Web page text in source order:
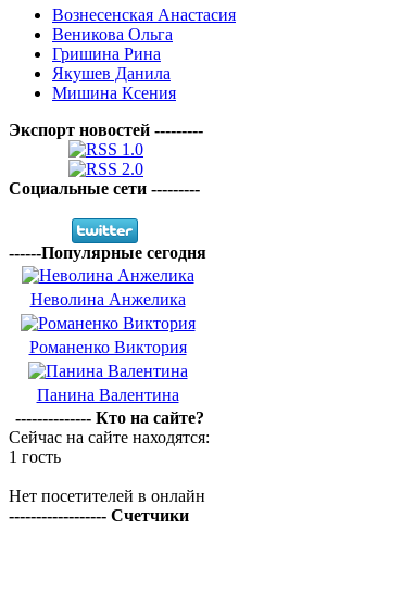
Вознесенская Анастасия
Веникова Ольга
Гришина Рина
Якушев Данила
Мишина Ксения
Экспорт новостей ---------
Социальные сети ---------
------Популярные сегодня
Неволина Анжелика
Романенко Виктория
Панина Валентина
-------------- Кто на сайте?
Сейчас на сайте находятся:
1 гость
Нет посетителей в онлайн
------------------ Счетчики